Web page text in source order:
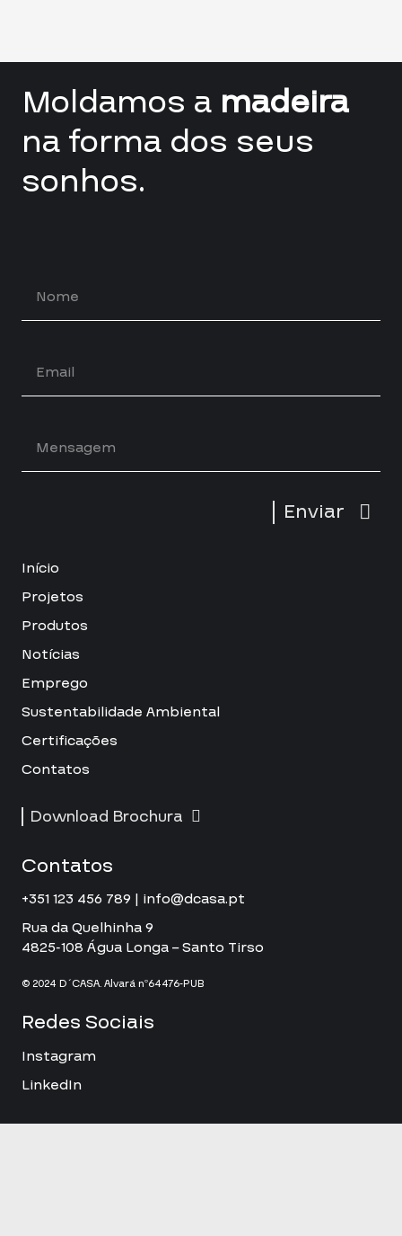
Moldamos a madeira
na forma dos seus
sonhos.
Enviar
Início
Projetos
Produtos
Notícias
Emprego
Sustentabilidade Ambiental
Certificações
Contatos
Download Brochura
Contatos
+351 123 456 789 | info@dcasa.pt
Rua da Quelhinha 9
4825-108 Água Longa – Santo Tirso
© 2024 D´CASA. Alvará nº64476-PUB
Redes Sociais
Instagram
LinkedIn